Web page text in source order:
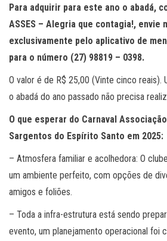
Para adquirir para este ano o abadá,
ASSES – Alegria que contagia!, envie
exclusivamente pelo aplicativo de
para o número (27) 98819 – 0398.
O valor é de R$ 25,00 (Vinte cinco reais).
o abadá do ano passado não precisa
O que esperar do Carnaval
Sargentos do Espírito Santo em 2025:
– Atmosfera familiar e acolhedora: O
um ambiente perfeito, com opções de
amigos e foliões.
– Toda a infra-estrutura está sendo
evento, um planejamento operacional foi